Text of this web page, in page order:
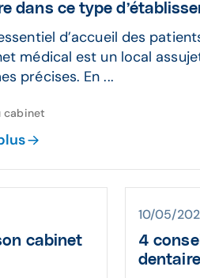
dans ce type
d’accueil des
médical est un local
précises. En ...
cabinet
cabinet
10/05/
4
dentaire